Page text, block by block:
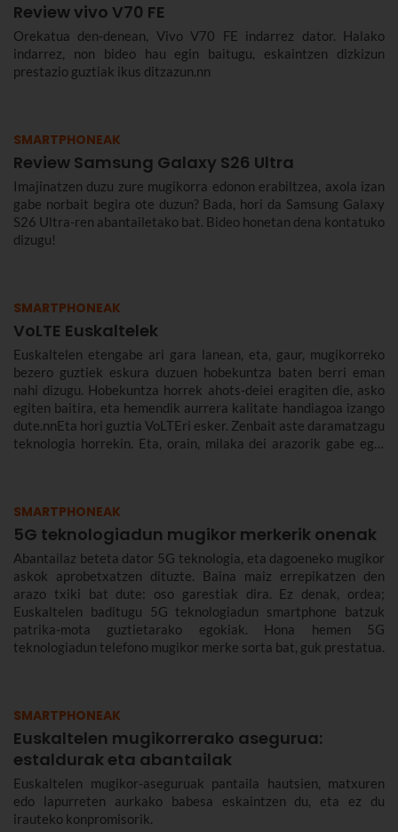
Review vivo V70 FE
Orekatua den-denean, Vivo V70 FE indarrez dator. Halako
indarrez, non bideo hau egin baitugu, eskaintzen dizkizun
prestazio guztiak ikus ditzazun.nn
SMARTPHONEAK
Review Samsung Galaxy S26 Ultra
Imajinatzen duzu zure mugikorra edonon erabiltzea, axola izan
gabe norbait begira ote duzun? Bada, hori da Samsung Galaxy
S26 Ultra-ren abantailetako bat. Bideo honetan dena kontatuko
dizugu!
SMARTPHONEAK
VoLTE Euskaltelek
Euskaltelen etengabe ari gara lanean, eta, gaur, mugikorreko
bezero guztiek eskura duzuen hobekuntza baten berri eman
nahi dizugu. Hobekuntza horrek ahots-deiei eragiten die, asko
egiten baitira, eta hemendik aurrera kalitate handiagoa izango
dute.nnEta hori guztia VoLTEri esker. Zenbait aste daramatzagu
teknologia horrekin. Eta, orain, milaka dei arazorik gabe egin
SMARTPHONEAK
5G teknologiadun mugikor merkerik onenak
Abantailaz beteta dator 5G teknologia, eta dagoeneko mugikor
askok aprobetxatzen dituzte. Baina maiz errepikatzen den
arazo txiki bat dute: oso garestiak dira. Ez denak, ordea;
Euskaltelen baditugu 5G teknologiadun smartphone batzuk
patrika-mota guztietarako egokiak. Hona hemen 5G
teknologiadun telefono mugikor merke sorta bat, guk prestatua.
SMARTPHONEAK
Euskaltelen mugikorrerako asegurua:
estaldurak eta abantailak
Euskaltelen mugikor-aseguruak pantaila hautsien, matxuren
edo lapurreten aurkako babesa eskaintzen du, eta ez du
irauteko konpromisorik.